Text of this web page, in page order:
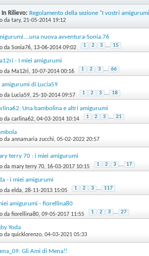
In Rilievo: Regolamento della sezione "I vostri
da tary‎, 21-05-2014 19:12
nuova avventura-Sonia.76
da Sonia76‎, 13-06-2014 09:02 1 2 3 ... 15
- I miei amigurumi
da Ma12ri‎, 10-07-2014 00:16 1 2 3 ... 66
amigurumi di Lucia59
da Lucia59‎, 25-10-2014 09:57 1 2 3 ... 18
Una bambolina e altri amigurumi
da carlina62‎, 04-03-2014 10:14 1 2 3 ... 21
da annamaria zucchi‎, 05-02-2022 20:57
terry 70 : i miei amigurumi
da mary terry 70‎, 16-03-2017 10:15 1 2 3 ... 17
- i miei amigurumi
da elda‎, 28-11-2013 15:05 1 2 3 ... 117
amigurumi - fiorellina80
da fiorellina80‎, 09-05-2017 11:55 1 2 3 ... 27
Yoda
da quicklorenzo‎, 04-03-2021 05:33
Gli Ami di Mena!!